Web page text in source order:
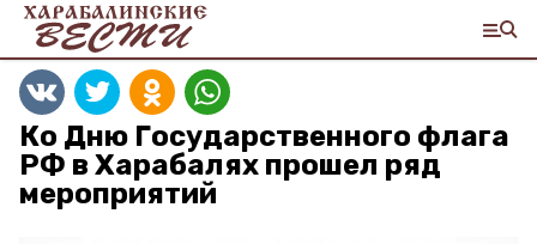
Ко Дню Государственного флага
РФ в Харабалях прошел ряд
мероприятий